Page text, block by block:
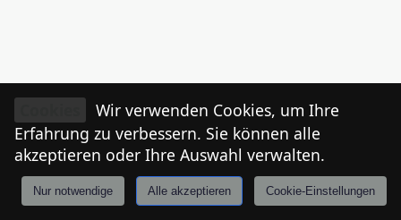
Anmelden Tiroler
Wir verwenden Cookies, um Ihre
Erfahrung zu verbessern. Sie können alle
akzeptieren oder Ihre Auswahl verwalten.
Nur notwendige Alle akzeptieren Cookie-Einstellungen